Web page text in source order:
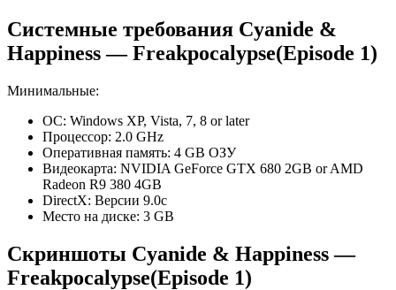
Системные требования Cyanide &
Happiness — Freakpocalypse(Episode 1)
Минимальные:
ОС: Windows XP, Vista, 7, 8 or later
Процессор: 2.0 GHz
Оперативная память: 4 GB ОЗУ
Видеокарта: NVIDIA GeForce GTX 680 2GB or AMD
Radeon R9 380 4GB
DirectX: Версии 9.0c
Место на диске: 3 GB
Скриншоты Cyanide & Happiness —
Freakpocalypse(Episode 1)